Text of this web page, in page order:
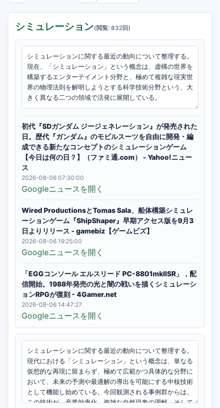
シミュレーション(閲覧: 832回)
初代『SDガンダム ジージェネレーション』が発売された
日。歴代『ガンダム』のモビルスーツを自由に開発・編
成できる新たなコンセプトのシミュレーションゲーム
【今日は何の日？】（ファミ通.com） - Yahoo!ニュー
ス
2026-08-06 07:30:00
Googleニュースを開く
Wired ProductionsとTomas Sala、船体構築シミュレ
ーションゲーム『ShipShaper』早期アクセス版を9月3
日よりリリース - gamebiz【ゲームビズ】
2026-08-06 19:25:00
Googleニュースを開く
「EGGコンソール エルスリード PC-8801mkIISR」，配
信開始。1988年発売の光と闇の戦いを描くシミュレーシ
ョンRPGが復刻 - 4Gamer.net
2026-08-06 14:47:27
Googleニュースを開く